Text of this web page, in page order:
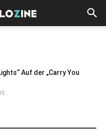
Auf der „Carry You